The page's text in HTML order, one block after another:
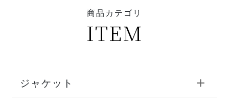
商品カテゴリ
ITEM
ジャケット